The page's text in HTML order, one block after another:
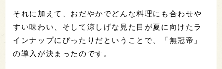
それに加えて、おだやかでどんな料理にも合わせや
すい味わい、そして涼しげな見た目が夏に向けたラ
インナップにぴったりだということで、「無冠帝」
の導入が決まったのです。